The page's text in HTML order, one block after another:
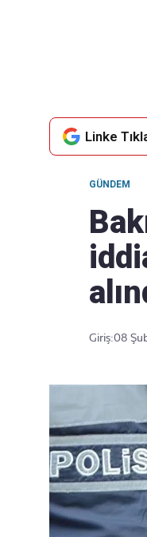
Linke
GÜNDEM
Giriş:08